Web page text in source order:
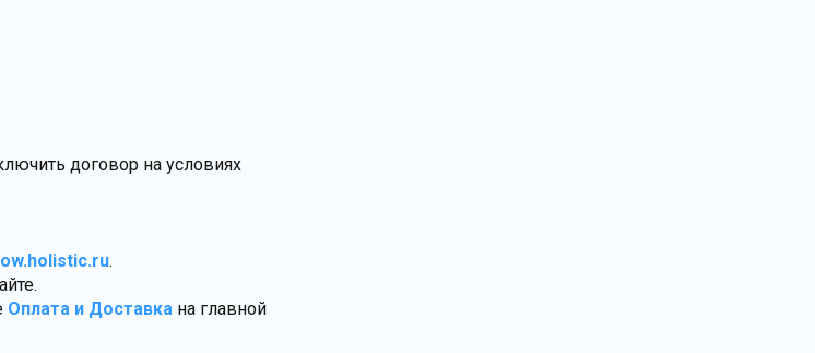
договор на условиях
.
Оплата и Доставка на главной